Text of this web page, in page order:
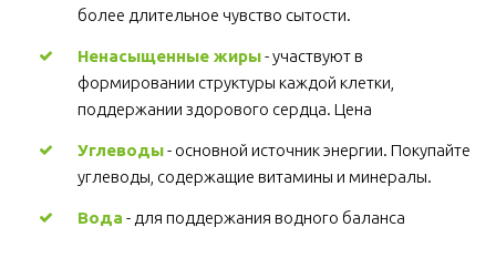
более длительное чувство сытости.
Ненасыщенные жиры - участвуют в
формировании структуры каждой клетки,
поддержании здорового сердца. Цена
Углеводы - основной источник энергии. Покупайте
углеводы, содержащие витамины и минералы.
Вода - для поддержания водного баланса